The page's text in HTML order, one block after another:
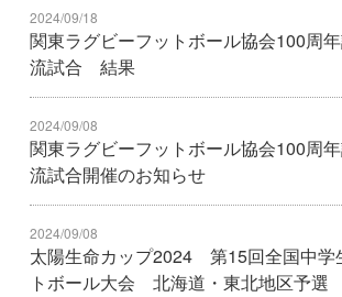
2024/09/18
関東ラグビーフットボール協会100周
流試合 結果
2024/09/08
関東ラグビーフットボール協会100周
流試合開催のお知らせ
2024/09/08
太陽生命カップ2024 第15回全国中学
トボール大会 北海道・東北地区予